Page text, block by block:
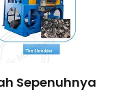
Sepenuhnya